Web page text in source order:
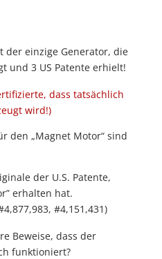
der einzige Generator, die
und 3 US Patente erhielt!
dass tatsächlich
wird!)
den „Magnet Motor“ sind
der U.S. Patente,
erhalten hat.
#4,151,431)
Beweise, dass der
funktioniert?